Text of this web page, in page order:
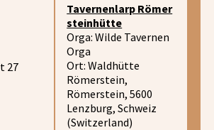
27
Tavernenlarp Römer
steinhütte
Orga: Wilde Tavernen
Orga
Ort: Waldhütte
Römerstein,
Römerstein, 5600
Lenzburg, Schweiz
(Switzerland)